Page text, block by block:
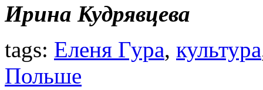
Ирина Кудрявцева
tags: Еленя Гура, культура
Польше